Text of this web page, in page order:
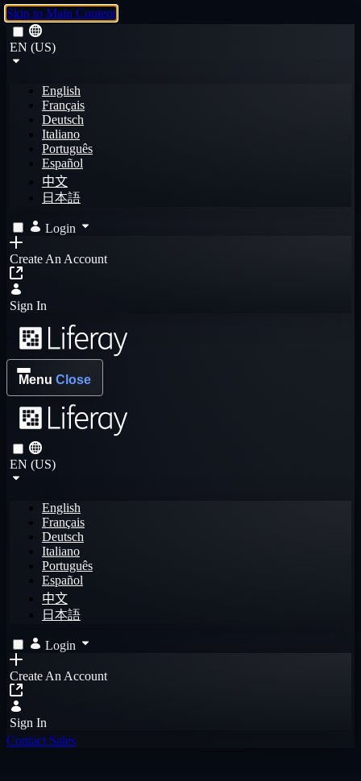
Skip to Main Content
EN (US)
English
Français
Deutsch
Italiano
Português
Español
中文
日本語
Login
Create An Account
Sign In
Menu Close
EN (US)
English
Français
Deutsch
Italiano
Português
Español
中文
日本語
Login
Create An Account
Sign In
Contact Sales